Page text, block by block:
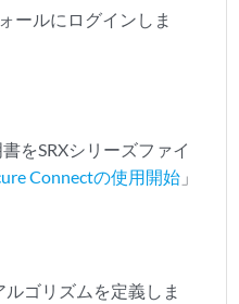
ールにログインしま
をSRXシリーズファイ
Connectの使用開始 」
ゴリズムを定義しま